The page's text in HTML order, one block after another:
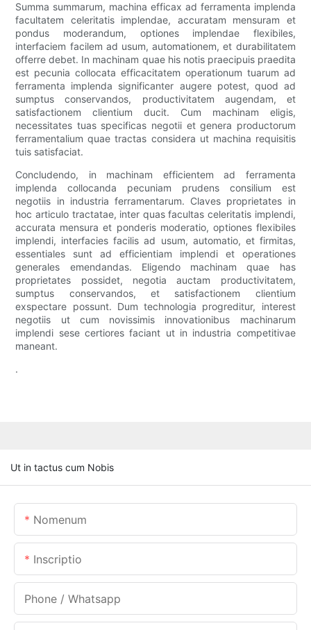
Summa summarum, machina efficax ad ferramenta implenda
facultatem celeritatis implendae, accuratam mensuram et
pondus moderandum, optiones implendae flexibiles,
interfaciem facilem ad usum, automationem, et durabilitatem
offerre debet. In machinam quae his notis praecipuis praedita
est pecunia collocata efficacitatem operationum tuarum ad
ferramenta implenda significanter augere potest, quod ad
sumptus conservandos, productivitatem augendam, et
satisfactionem clientium ducit. Cum machinam eligis,
necessitates tuas specificas negotii et genera productorum
ferramentalium quae tractas considera ut machina requisitis
tuis satisfaciat.
Concludendo, in machinam efficientem ad ferramenta
implenda collocanda pecuniam prudens consilium est
negotiis in industria ferramentarum. Claves proprietates in
hoc articulo tractatae, inter quas facultas celeritatis implendi,
accurata mensura et ponderis moderatio, optiones flexibiles
implendi, interfacies facilis ad usum, automatio, et firmitas,
essentiales sunt ad efficientiam implendi et operationes
generales emendandas. Eligendo machinam quae has
proprietates possidet, negotia auctam productivitatem,
sumptus conservandos, et satisfactionem clientium
exspectare possunt. Dum technologia progreditur, interest
negotiis ut cum novissimis innovationibus machinarum
implendi sese certiores faciant ut in industria competitivae
maneant.
.
Ut in tactus cum Nobis
Nomenum
Inscriptio
Phone / Whatsapp